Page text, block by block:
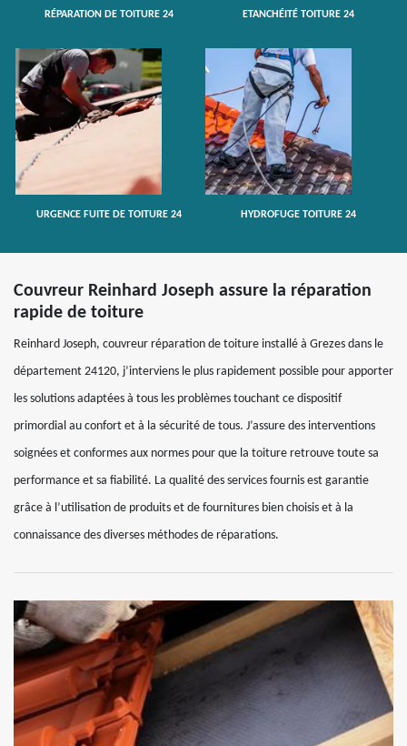
RÉPARATION DE TOITURE 24 ETANCHÉITÉ TOITURE 24
URGENCE FUITE DE TOITURE 24 HYDROFUGE TOITURE 24
Couvreur Reinhard Joseph assure la réparation
rapide de toiture
Reinhard Joseph, couvreur réparation de toiture installé à Grezes dans le
département 24120, j’interviens le plus rapidement possible pour apporter
les solutions adaptées à tous les problèmes touchant ce dispositif
primordial au confort et à la sécurité de tous. J’assure des interventions
soignées et conformes aux normes pour que la toiture retrouve toute sa
performance et sa fiabilité. La qualité des services fournis est garantie
grâce à l’utilisation de produits et de fournitures bien choisis et à la
connaissance des diverses méthodes de réparations.